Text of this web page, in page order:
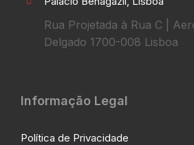
Rua Projetada à Rua C |
Delgado 1700-008 Lisboa
Informação Legal
Política de Privacidade